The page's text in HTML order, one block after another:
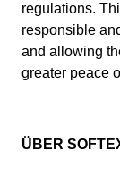
Competence
Customer
Data Lab
Drive
Incident
Customer
ISO 20000
ISO 31000
regulations.
responsible
and allowing
greater peace
ÜBER